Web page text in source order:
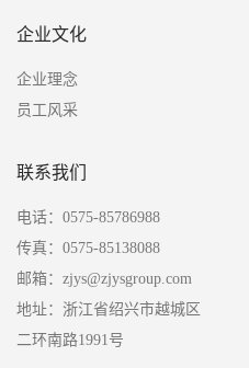
企业文化
企业理念
员工风采
联系我们
电话：0575-85786988
传真：0575-85138088
邮箱：zjys@zjysgroup.com
地址：浙江省绍兴市越城区
二环南路1991号